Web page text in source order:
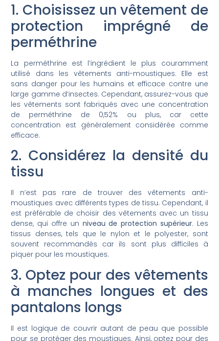
1. Choisissez un vêtement de
protection imprégné de
perméthrine
La perméthrine est l’ingrédient le plus couramment
utilisé dans les vêtements anti-moustiques. Elle est
sans danger pour les humains et efficace contre une
large gamme d’insectes. Cependant, assurez-vous que
les vêtements sont fabriqués avec une concentration
de perméthrine de 0,52% ou plus, car cette
concentration est généralement considérée comme
efficace.
2. Considérez la densité du
tissu
Il n’est pas rare de trouver des vêtements anti-
moustiques avec différents types de tissu. Cependant, il
est préférable de choisir des vêtements avec un tissu
dense, qui offre un niveau de protection supérieur. Les
tissus denses, tels que le nylon et le polyester, sont
souvent recommandés car ils sont plus difficiles à
piquer pour les moustiques.
3. Optez pour des vêtements
à manches longues et des
pantalons longs
Il est logique de couvrir autant de peau que possible
pour se protéger des moustiques. Ainsi, optez pour des